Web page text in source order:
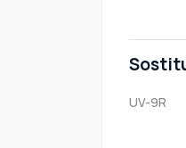
UV-9R